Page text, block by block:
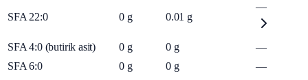
SFA 22:0 0 g 0.01 g
—
SFA 4:0 (butirik asit) 0 g 0 g
—
SFA 6:0
0 g 0 g
—